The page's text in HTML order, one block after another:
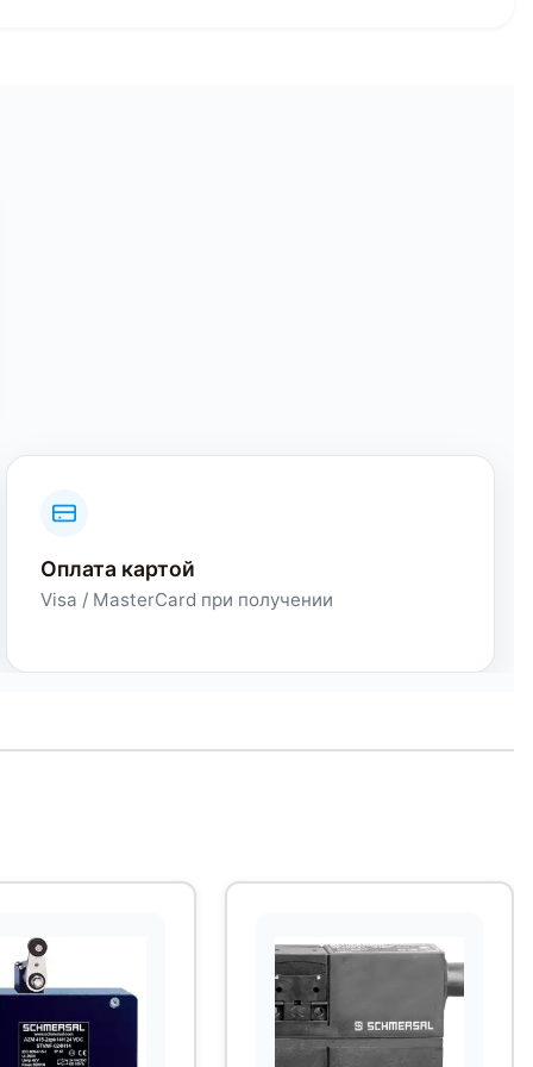
Оплата картой
Visa / MasterCard при получении